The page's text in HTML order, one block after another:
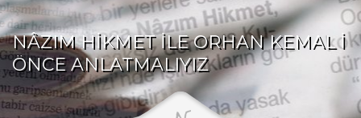
NÂZIM HİKMET İLE ORHAN KEMAL İ
ÖNCE ANLATMALIYIZ